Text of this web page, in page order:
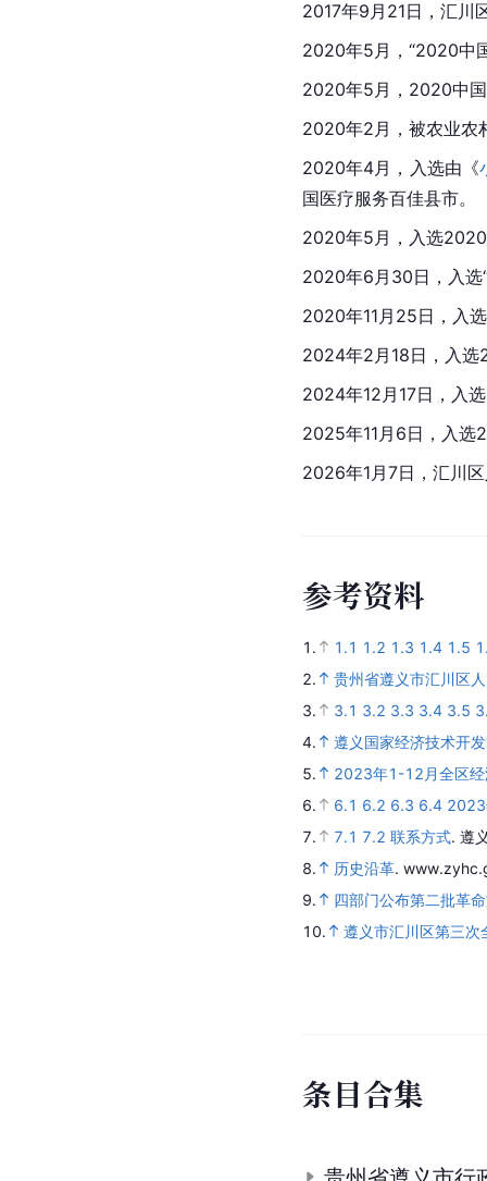
2017年9月21日，汇川
2020年5月，“2020中
2020年5月，2020中
2020年2月，被农业农
2020年4月，入选由《
国医疗服务百佳县市
2020年5月，入选
2020年6月30日，入选
2020年11月25日，入
2024年2月18日，入选
2024年12月17日，入
2025年11月6日，入选
2026年1月7日，汇川
参考资料
1. 1.1 1.2 1.3 1.4 1.5
2.
贵州省遵义市汇川区
3.
3.1 3.2 3.3 3.4 3.5
4.
遵义国家经济技术开
5.
2023年1-12月全区经
6.
6.1 6.2 6.3 6.4 2023
7.
7.1 7.2 联系方式. 遵
8.
历史沿革.
9.
四部门公布第二批革
10.
遵义市汇川区第三次
条目合集